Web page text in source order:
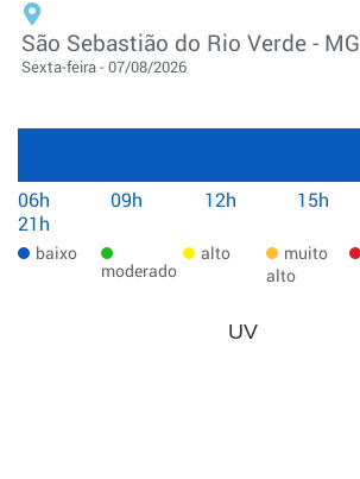
São Sebastião do Rio Verde - MG
Sexta-feira - 07/08/2026
06h 09h 12h 15h
21h
baixo
moderado
alto
muito
alto
UV